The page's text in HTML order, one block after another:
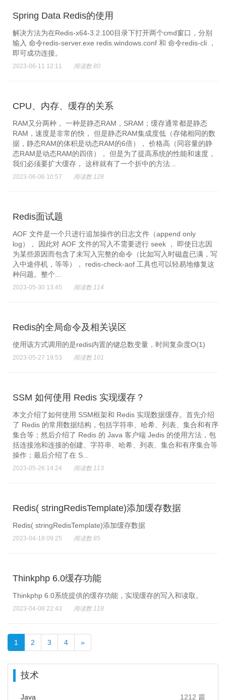
Spring Data Redis的使用
解决方法为在Redis-x64-3.2.100目录下打开两个cmd窗口，分别
输入 命令redis-server.exe redis.windows.conf 和 命令redis-cli ，
即可成功连接。
2023-06-11 12:11 阅读数 80
CPU、内存、缓存的关系
RAM又分两种， 一种是静态RAM，SRAM；缓存通常都是静态
RAM，速度是非常的快， 但是静态RAM集成度低（存储相同的数
据，静态RAM的体积是动态RAM的6倍）， 价格高（同容量的静
态RAM是动态RAM的四倍）， 但是为了提高系统的性能和速度，
我们必须要扩大缓存， 这样就有了一个折中的方法...
2023-06-06 10:57 阅读数 128
Redis面试题
AOF 文件是一个只进行追加操作的日志文件（append only
log）， 因此对 AOF 文件的写入不需要进行 seek ， 即使日志因
为某些原因而包含了未写入完整的命令（比如写入时磁盘已满，写
入中途停机，等等）， redis-check-aof 工具也可以轻易地修复这
种问题。整个...
2023-05-30 13:45 阅读数 114
Redis的全局命令及相关误区
使用该方式调用的是redis内置的键总数变量，时间复杂度O(1)
2023-05-27 19:53 阅读数 101
SSM 如何使用 Redis 实现缓存？
本文介绍了如何使用 SSM框架和 Redis 实现数据缓存。首先介绍
了 Redis 的常用数据结构，包括字符串、哈希、列表、集合和有序
集合等；然后介绍了 Redis 的 Java 客户端 Jedis 的使用方法，包
括连接池和连接的创建、字符串、哈希、列表、集合和有序集合等
操作；最后介绍了在 S...
2023-05-26 14:24 阅读数 113
Redis( stringRedisTemplate)添加缓存数据
Redis( stringRedisTemplate)添加缓存数据
2023-04-18 09:25 阅读数 85
Thinkphp 6.0缓存功能
Thinkphp 6.0系统提供的缓存功能，实现缓存的写入和读取。
2023-04-08 22:43 阅读数 118
1 2 3 4 »
技术
Java 1212 篇